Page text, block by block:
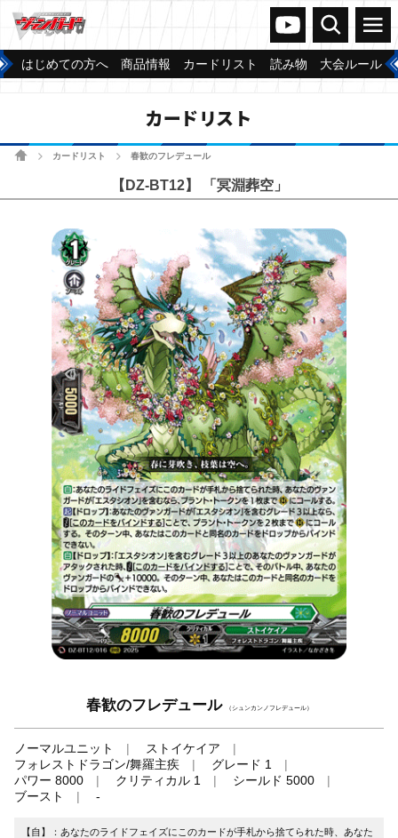
ヴァンガードch
検索 メニュー
はじめての方へ 商品情報 カードリスト 読み物 大会ルール
カードリスト
ホームカードリスト 春歓のフレデュール
【DZ-BT12】 「冥淵葬空」
春歓のフレデュール （シュンカンノフレデュール）
ノーマルユニット
ストイケイア
フォレストドラゴン/舞羅主疾
グレード 1
パワー 8000
クリティカル 1
シールド 5000
ブースト
-
【自】：あなたのライドフェイズにこのカードが手札から捨てられた時、あなた